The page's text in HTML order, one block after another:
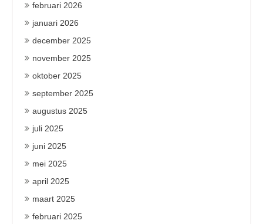
februari 2026
januari 2026
december 2025
november 2025
oktober 2025
september 2025
augustus 2025
juli 2025
juni 2025
mei 2025
april 2025
maart 2025
februari 2025